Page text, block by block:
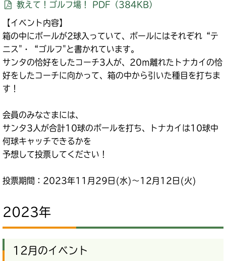
教えて！ゴルフ場！ PDF（384KB）
【イベント内容】
箱の中にボールが2球入っていて、ボールにはそれぞれ“テ
ニス"・“ゴルフ"と書かれています。
サンタの恰好をしたコーチ3人が、20ｍ離れたトナカイの恰
好をしたコーチに向かって、箱の中から引いた種目を打ちま
す！
会員のみなさまには、
サンタ3人が合計10球のボールを打ち、トナカイは10球中
何球キャッチできるかを
予想して投票してください！
投票期間：2023年11月29日(水)～12月12日(火)
2023年
12月のイベント